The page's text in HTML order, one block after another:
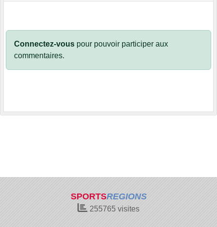
Connectez-vous pour pouvoir participer aux
commentaires.
SPORTSREGIONS
255765 visites